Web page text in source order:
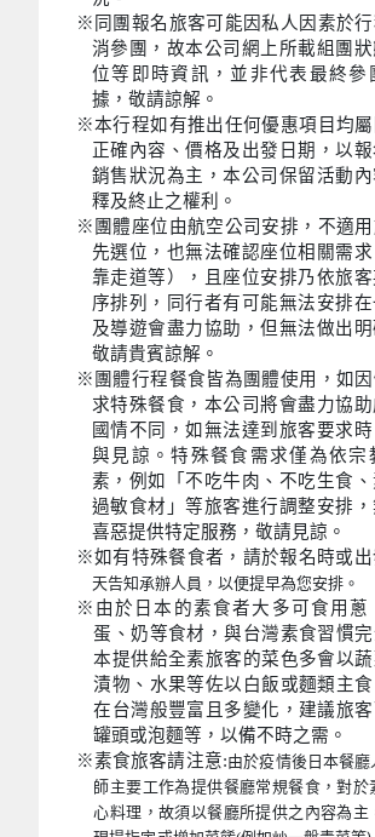
※同團報名旅客可能因私人因素於
消參團，故本公司網上所載組團狀
位等即時資訊，並非代表最終參
據，敬請諒解。
※本行程如有推出任何優惠項目均屬
正確內容、價格及出發日期，以
銷售狀況為主，本公司保留活動
釋及終止之權利。
※團體座位由航空公司安排，不適
先選位，也無法確認座位相關需求
靠走道等），且座位安排乃依旅
序排列，同行者有可能無法安排
及導遊會盡力協助，但無法做出明
敬請貴賓諒解。
※團體行程餐食皆為團體使用，如
求特殊餐食，本公司將會盡力協助
國情不同，如無法達到旅客要求
與見諒。特殊餐食需求僅為依宗
素，例如「不吃牛肉、不吃生食
過敏食材」等旅客進行調整安排，
喜惡提供特定服務，敬請見諒。
※如有特殊餐食者，請於報名時或出
天告知承辦人員，以便提早為您安排。
※由於日本的素食者大多可食用蔥
蛋、奶等食材，與台灣素食習慣完
本提供給全素旅客的菜色多會以蔬
漬物、水果等佐以白飯或麵類主食
在台灣般豐富且多變化，建議旅
罐頭或泡麵等，以備不時之需。
※素食旅客請注意:由於疫情後日本餐
師主要工作為提供餐廳常規餐食，對於
心料理，故須以餐廳所提供之內容為主